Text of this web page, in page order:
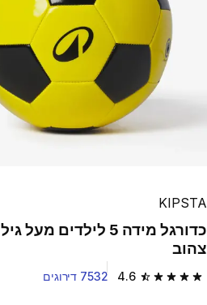
KIPSTA
כדורגל מידה 5 לילדים מעל גיל 12, דגם FIRST KICK -
צהוב
4.6 4.6 out of 5 stars from 7532 reviews 7532 דירוגים